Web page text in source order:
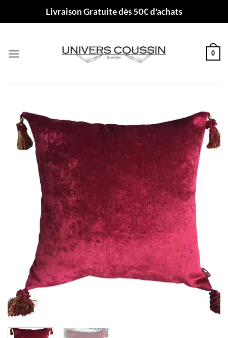
Livraison Gratuite dès 50€ d'achats
0